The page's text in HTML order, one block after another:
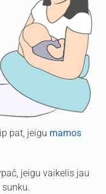
pat, jeigu mamos
jeigu vaikelis jau